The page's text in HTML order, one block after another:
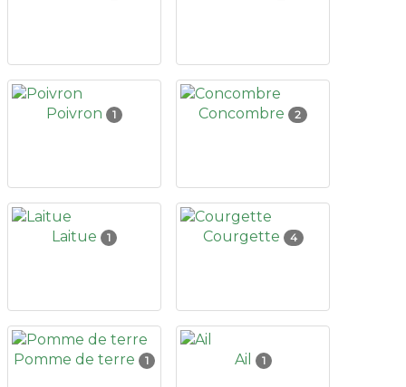
Poivron 1 Concombre 2
Laitue 1 Courgette 4
Pomme de terre 1 Ail 1